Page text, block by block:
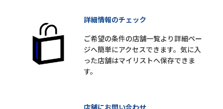
詳細情報のチェック
ご希望の条件の店舗一覧より詳細ペー
ジへ簡単にアクセスできます。気に入
った店舗はマイリストへ保存できま
す。